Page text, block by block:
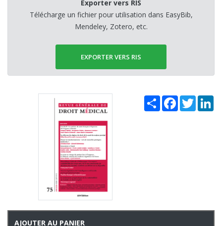
Exporter vers RIS
Télécharge un fichier pour utilisation dans EasyBib,
Mendeley, Zotero, etc.
EXPORTER VERS RIS
Share Facebook
Twitter
AJOUTER AU PANIER